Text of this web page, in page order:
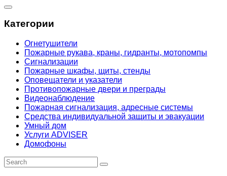
Категории
Огнетушители
Пожарные рукава, краны, гидранты, мотопомпы
Сигнализации
Пожарные шкафы, щиты, стенды
Оповещатели и указатели
Противопожарные двери и преграды
Видеонаблюдение
Пожарная сигнализация, адресные системы
Средства индивидуальной защиты и эвакуации
Умный дом
Услуги ADVISER
Домофоны